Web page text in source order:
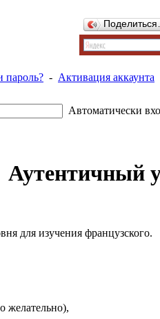
пароль? - Активация аккаунта
Автоматически
Аутентичный
для изучения французского.
желательно),